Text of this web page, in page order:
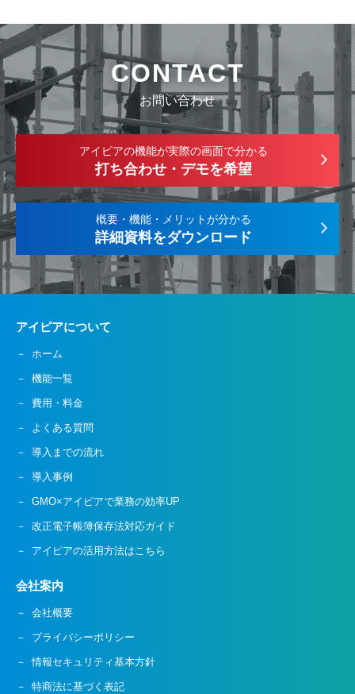
CONTACT
お問い合わせ
アイピアの機能が実際の画面で分かる
打ち合わせ・デモを希望
概要・機能・メリットが分かる
詳細資料をダウンロード
アイピアについて
ホーム
機能一覧
費用・料金
よくある質問
導入までの流れ
導入事例
GMO×アイピアで業務の効率UP
改正電子帳簿保存法対応ガイド
アイピアの活用方法はこちら
会社案内
会社概要
プライバシーポリシー
情報セキュリティ基本方針
特商法に基づく表記